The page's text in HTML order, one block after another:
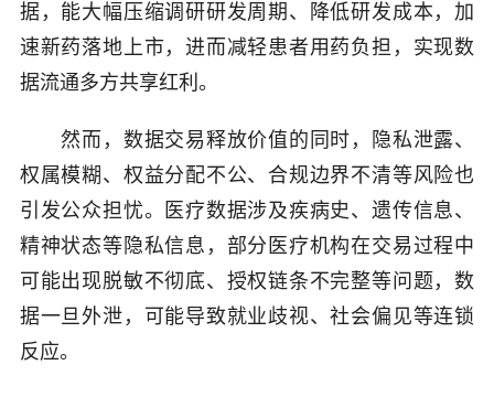
据，能大幅压缩调研研发周期、降低研发成本，加
速新药落地上市，进而减轻患者用药负担，实现数
据流通多方共享红利。
然而，数据交易释放价值的同时，隐私泄露、
权属模糊、权益分配不公、合规边界不清等风险也
引发公众担忧。医疗数据涉及疾病史、遗传信息、
精神状态等隐私信息，部分医疗机构在交易过程中
可能出现脱敏不彻底、授权链条不完整等问题，数
据一旦外泄，可能导致就业歧视、社会偏见等连锁
反应。